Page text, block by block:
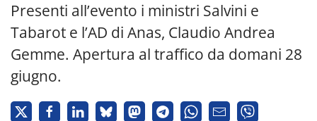
Presenti all’evento i ministri Salvini e
Tabarot e l’AD di Anas, Claudio Andrea
Gemme. Apertura al traffico da domani 28
giugno.